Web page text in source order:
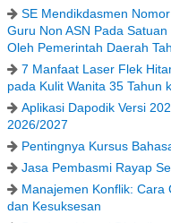
SE Mendikdasmen
Guru Non ASN Pada
Oleh Pemerintah Daerah
7 Manfaat Laser Flek
pada Kulit Wanita 35 Tahun
Aplikasi Dapodik Versi
2026/2027
Pentingnya Kursus
Jasa Pembasmi Rayap
Manajemen Konflik: Cara
dan Kesuksesan